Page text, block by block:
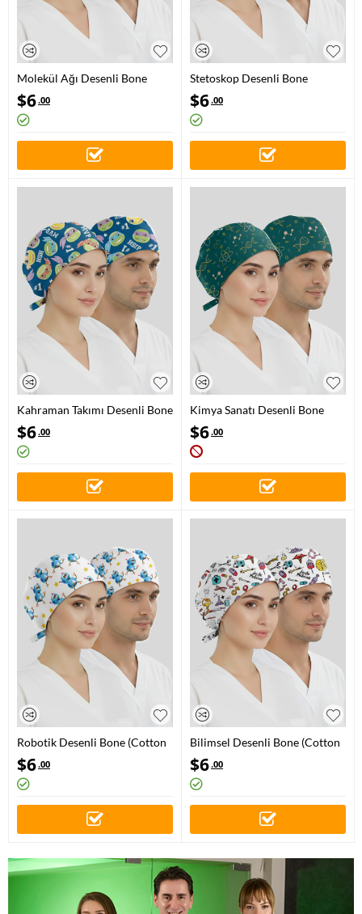
Molekül Ağı Desenli Bone
(Cotton Likra Kumaş)
$6.00
Stetoskop Desenli Bone
(Cotton Likra Kumaş)
$6.00
Kahraman Takımı Desenli Bone
(Cotton Likra Kumaş)
$6.00
Kimya Sanatı Desenli Bone
(Cotton Likra Kumaş)
$6.00
Robotik Desenli Bone (Cotton
Likra Kumaş)
$6.00
Bilimsel Desenli Bone (Cotton
Likra Kumaş)
$6.00